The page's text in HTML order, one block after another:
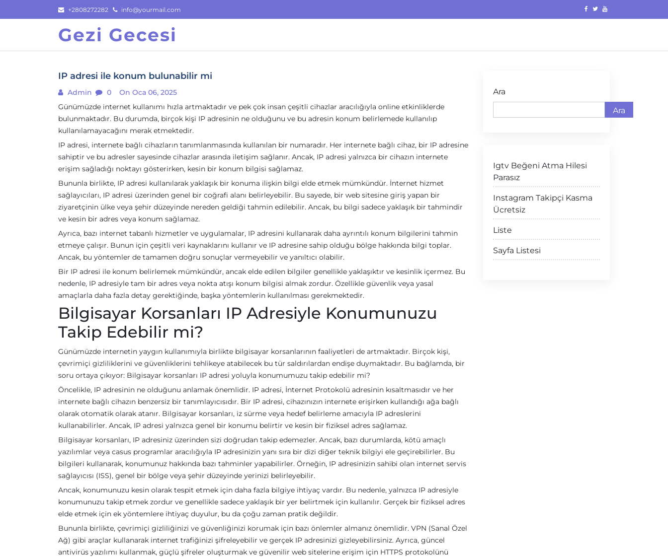
to
+2808272282 info@yourmail.com
Gezi Gecesi
IP adresi ile konum bulunabilir mi
Admin 0
On Oca 06, 2025
Günümüzde internet kullanımı hızla artmaktadır ve pek çok insan çeşitli cihazlar aracılığıyla online etkinliklerde
bulunmaktadır. Bu durumda, birçok kişi IP adresinin ne olduğunu ve bu adresin konum belirlemede kullanılıp
kullanılamayacağını merak etmektedir.
IP adresi, internete bağlı cihazların tanımlanmasında kullanılan bir numaradır. Her internete bağlı cihaz, bir IP adresine
sahiptir ve bu adresler sayesinde cihazlar arasında iletişim sağlanır. Ancak, IP adresi yalnızca bir cihazın internete
erişim sağladığı noktayı gösterirken, kesin bir konum bilgisi sağlamaz.
Bununla birlikte, IP adresi kullanılarak yaklaşık bir konuma ilişkin bilgi elde etmek mümkündür. İnternet hizmet
sağlayıcıları, IP adresi üzerinden genel bir coğrafi alanı belirleyebilir. Bu sayede, bir web sitesine giriş yapan bir
ziyaretçinin ülke veya şehir düzeyinde nereden geldiği tahmin edilebilir. Ancak, bu bilgi sadece yaklaşık bir tahmindir
ve kesin bir adres veya konum sağlamaz.
Ayrıca, bazı internet tabanlı hizmetler ve uygulamalar, IP adresini kullanarak daha ayrıntılı konum bilgilerini tahmin
etmeye çalışır. Bunun için çeşitli veri kaynaklarını kullanır ve IP adresine sahip olduğu bölge hakkında bilgi toplar.
Ancak, bu yöntemler de tamamen doğru sonuçlar vermeyebilir ve yanıltıcı olabilir.
Bir IP adresi ile konum belirlemek mümkündür, ancak elde edilen bilgiler genellikle yaklaşıktır ve kesinlik içermez. Bu
nedenle, IP adresiyle tam bir adres veya nokta atışı konum bilgisi almak zordur. Özellikle güvenlik veya yasal
amaçlarla daha fazla detay gerektiğinde, başka yöntemlerin kullanılması gerekmektedir.
Bilgisayar Korsanları IP Adresiyle Konumunuzu
Takip Edebilir mi?
Günümüzde internetin yaygın kullanımıyla birlikte bilgisayar korsanlarının faaliyetleri de artmaktadır. Birçok kişi,
çevrimiçi gizliliklerini ve güvenliklerini tehlikeye atabilecek bu tür saldırılardan endişe duymaktadır. Bu bağlamda, bir
soru ortaya çıkıyor: Bilgisayar korsanları IP adresi yoluyla konumumuzu takip edebilir mi?
Öncelikle, IP adresinin ne olduğunu anlamak önemlidir. IP adresi, İnternet Protokolü adresinin kısaltmasıdır ve her
internete bağlı cihazın benzersiz bir tanımlayıcısıdır. Bir IP adresi, cihazınızın internete erişirken kullandığı ağa bağlı
olarak otomatik olarak atanır. Bilgisayar korsanları, iz sürme veya hedef belirleme amacıyla IP adreslerini
kullanabilirler. Ancak, IP adresi yalnızca genel bir konumu belirtir ve kesin bir fiziksel adres sağlamaz.
Bilgisayar korsanları, IP adresiniz üzerinden sizi doğrudan takip edemezler. Ancak, bazı durumlarda, kötü amaçlı
yazılımlar veya casus programlar aracılığıyla IP adresinizin yanı sıra bir dizi diğer teknik bilgiyi ele geçirebilirler. Bu
bilgileri kullanarak, konumunuz hakkında bazı tahminler yapabilirler. Örneğin, IP adresinizin sahibi olan internet servis
sağlayıcısı (ISS), genel bir bölge veya şehir düzeyinde yerinizi belirleyebilir.
Ancak, konumunuzu kesin olarak tespit etmek için daha fazla bilgiye ihtiyaç vardır. Bu nedenle, yalnızca IP adresiyle
konumunuzu takip etmek zordur ve genellikle sadece yaklaşık bir yer belirtmek için kullanılır. Gerçek bir fiziksel adres
elde etmek için ek yöntemlere ihtiyaç duyulur, bu da çoğu zaman pratik değildir.
Bununla birlikte, çevrimiçi gizliliğinizi ve güvenliğinizi korumak için bazı önlemler almanız önemlidir. VPN (Sanal Özel
Ağ) gibi araçlar kullanarak internet trafiğinizi şifreleyebilir ve gerçek IP adresinizi gizleyebilirsiniz. Ayrıca, güncel
antivirüs yazılımı kullanmak, güçlü şifreler oluşturmak ve güvenilir web sitelerine erişim için HTTPS protokolünü
Ara
Ara
Igtv Beğeni Atma Hilesi
Parasız
Instagram Takipçi Kasma
Ücretsiz
Liste
Sayfa Listesi